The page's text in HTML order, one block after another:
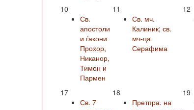
10
Св.
апостоли
и ѓакони
Прохор,
Никанор,
Тимон и
Пармен
11
Св. мч.
Калиник; св.
мч-ца
Серафима
12
17
Св. 7
18
Претпра. на
19